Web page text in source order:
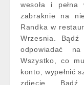
wesoła i
zabraknie na
Randka w
Wrzesnia.
odpowiadać
Wszystko, co
konto, wypełnić
zdjęcie.